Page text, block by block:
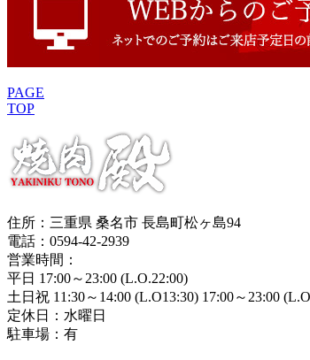
PAGE
TOP
住所：三重県 桑名市 長島町松ヶ島94
電話：0594-42-2939
営業時間：
平日 17:00～23:00 (L.O.22:00)
土日祝 11:30～14:00 (L.O13:30) 17:00～23:00
定休日：水曜日
駐車場：有